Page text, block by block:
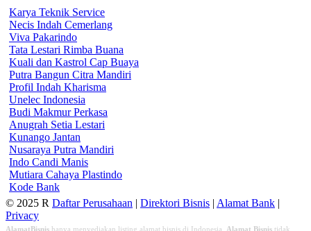
Karya Teknik Service
Necis Indah Cemerlang
Viva Pakarindo
Tata Lestari Rimba Buana
Kuali dan Kastrol Cap Buaya
Putra Bangun Citra Mandiri
Profil Indah Kharisma
Unelec Indonesia
Budi Makmur Perkasa
Anugrah Setia Lestari
Kunango Jantan
Nusaraya Putra Mandiri
Indo Candi Manis
Mutiara Cahaya Plastindo
Kode Bank
© 2025 R Daftar Perusahaan | Direktori Bisnis | Alamat Bank |
Privacy
AlamatBisnis hanya menyediakan listing alamat bisnis di Indonesia, Alamat Bisnis tidak